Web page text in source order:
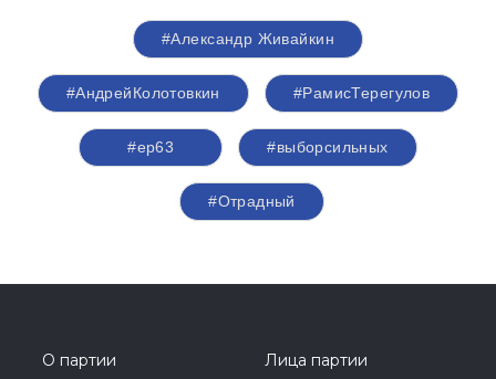
#Александр Живайкин
#АндрейКолотовкин #РамисТерегулов
#ер63 #выборсильных
#Отрадный
О партии
Лица партии